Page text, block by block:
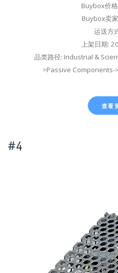
Buybox价
Buybox卖
运送方
上架日期:
品类路径: Industrial &
>Passive Components-
查看
#4